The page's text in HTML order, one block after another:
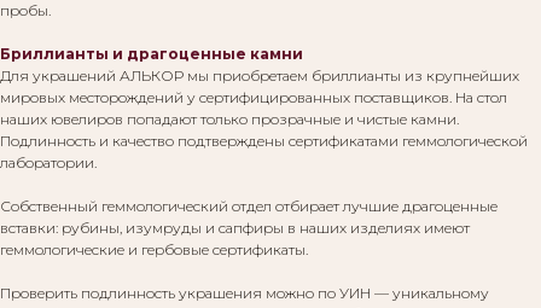
пробы.
Бриллианты и драгоценные камни
Для украшений АЛЬКОР мы приобретаем бриллианты из крупнейших
мировых месторождений у сертифицированных поставщиков. На стол
наших ювелиров попадают только прозрачные и чистые камни.
Подлинность и качество подтверждены сертификатами геммологической
лаборатории.
Собственный геммологический отдел отбирает лучшие драгоценные
вставки: рубины, изумруды и сапфиры в наших изделиях имеют
геммологические и гербовые сертификаты.
Проверить подлинность украшения можно по УИН — уникальному